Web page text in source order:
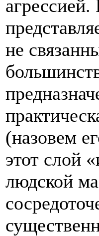
не
(назовем
этот слой
людской